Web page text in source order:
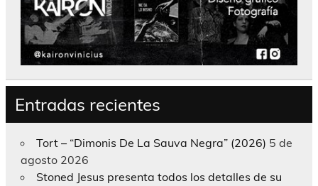
Entradas recientes
Tort – “Dimonis De La Sauva Negra” (2026) 5 de
agosto 2026
Stoned Jesus presenta todos los detalles de su